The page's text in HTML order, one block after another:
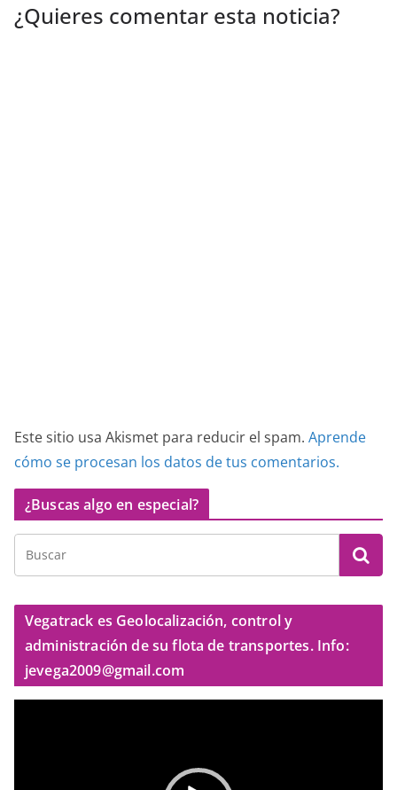
¿Quieres comentar esta noticia?
Este sitio usa Akismet para reducir el spam. Aprende
cómo se procesan los datos de tus comentarios.
¿Buscas algo en especial?
Vegatrack es Geolocalización, control y
administración de su flota de transportes. Info:
jevega2009@gmail.com